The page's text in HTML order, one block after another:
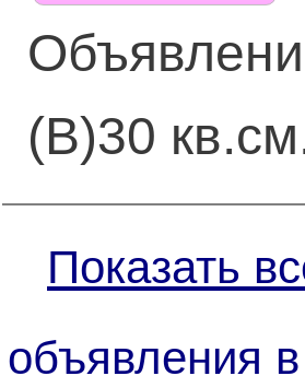
(В)30
Показать
объявления